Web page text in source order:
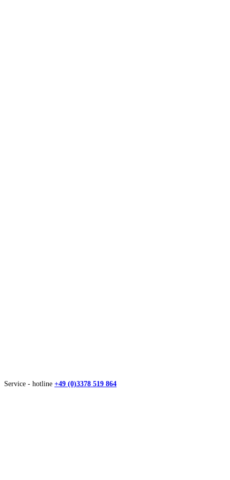
Service - hotline +49 (0)3378 519 864